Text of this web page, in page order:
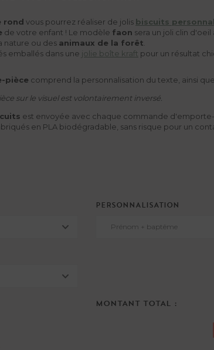
rond vous pourrez réaliser de jolis biscuits
de votre enfant ! Le modèle faon sera un joli clin d'oeil
nature ou des animaux de la forêt
emballés dans une jolie boîte kraft pour un résultat
pièce comprend la personnalisation du texte, ainsi
sur le visuel est volontairement inversé.
est envoyée avec chaque commande
en PLA biodégradable, sans risque pour un
PERSONNALISATION
Prénom + baptême
MONTANT TOTAL :